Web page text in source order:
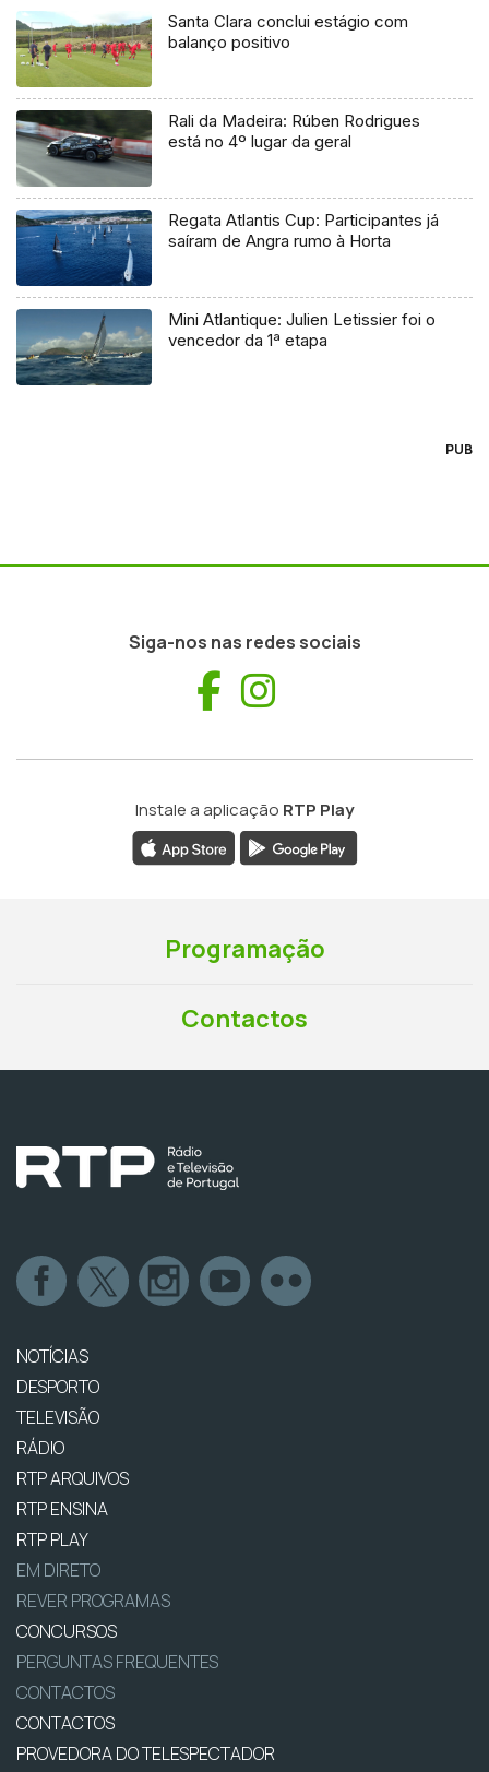
Santa Clara conclui estágio com
balanço positivo
Rali da Madeira: Rúben Rodrigues
está no 4º lugar da geral
Regata Atlantis Cup: Participantes já
saíram de Angra rumo à Horta
Mini Atlantique: Julien Letissier foi o
vencedor da 1ª etapa
PUB
Siga-nos nas redes sociais
Facebook
Instale a aplicação RTP Play
Programação
Contactos
NOTÍCIAS
DESPORTO
TELEVISÃO
RÁDIO
RTP ARQUIVOS
RTP ENSINA
RTP PLAY
EM DIRETO
REVER PROGRAMAS
CONCURSOS
PERGUNTAS FREQUENTES
CONTACTOS
CONTACTOS
PROVEDORA DO TELESPECTADOR